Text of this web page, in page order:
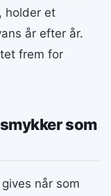
holder et
år efter år.
frem for
som
når som